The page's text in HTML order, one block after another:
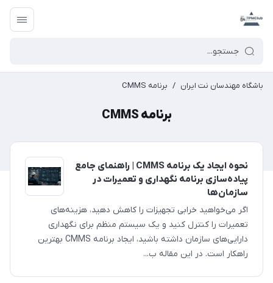
باشگاه مهندسان نت ایران / برنامه CMMS
برنامه CMMS
نحوه ایجاد یک برنامه CMMS | راهنمای جامع
پیاده‌سازی برنامه نگهداری و تعمیرات در
سازمان‌ها
اگر می‌خواهید خرابی تجهیزات را کاهش دهید، هزینه‌های
تعمیرات را کنترل کنید و یک سیستم منظم برای نگهداری
دارایی‌های سازمان داشته باشید، ایجاد برنامه CMMS بهترین
راهکار است. در این مقاله ب...